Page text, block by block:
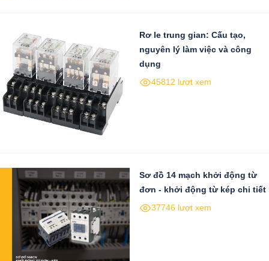
Rơ le trung gian: Cấu tạo,
nguyên lý làm việc và công
dụng
45812 lượt xem
Sơ đồ 14 mạch khởi động từ
đơn - khởi động từ kép chi tiết
37746 lượt xem